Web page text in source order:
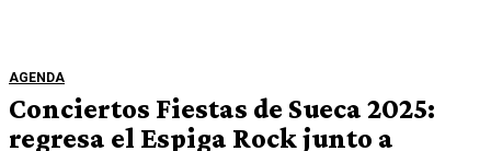
AGENDA
Conciertos Fiestas de Sueca 2025:
regresa el Espiga Rock junto a